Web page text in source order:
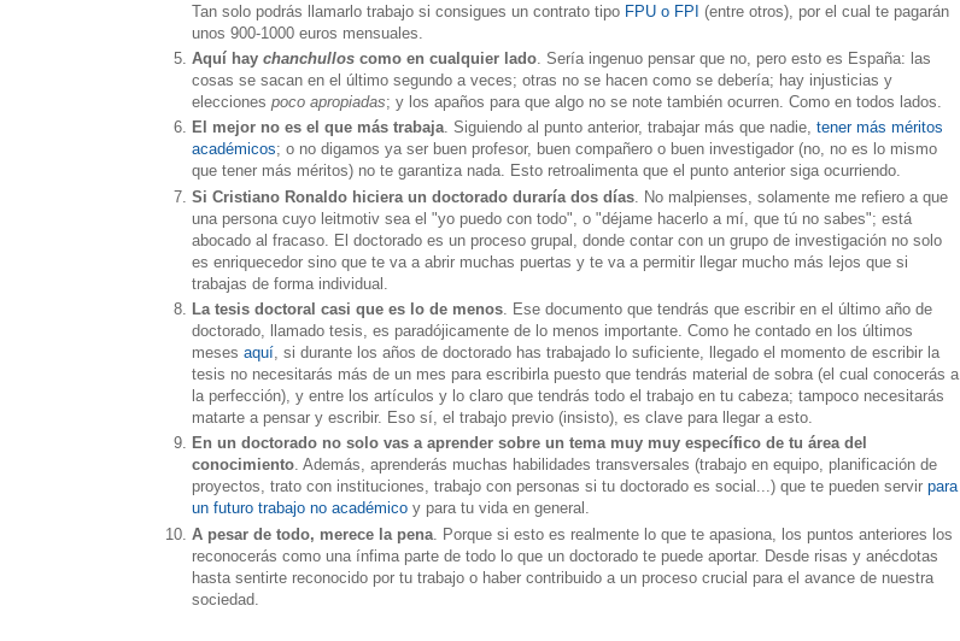
Tan solo podrás llamarlo trabajo si consigues un contrato tipo FPU o FPI (entre otros), por el cual te pagarán
unos 900-1000 euros mensuales.
Aquí hay chanchullos como en cualquier lado. Sería ingenuo pensar que no, pero esto es España: las
cosas se sacan en el último segundo a veces; otras no se hacen como se debería; hay injusticias y
elecciones poco apropiadas; y los apaños para que algo no se note también ocurren. Como en todos lados.
El mejor no es el que más trabaja. Siguiendo al punto anterior, trabajar más que nadie, tener más méritos
académicos; o no digamos ya ser buen profesor, buen compañero o buen investigador (no, no es lo mismo
que tener más méritos) no te garantiza nada. Esto retroalimenta que el punto anterior siga ocurriendo.
Si Cristiano Ronaldo hiciera un doctorado duraría dos días . No malpienses, solamente me refiero a que
una persona cuyo leitmotiv sea el "yo puedo con todo", o "déjame hacerlo a mí, que tú no sabes"; está
abocado al fracaso. El doctorado es un proceso grupal, donde contar con un grupo de investigación no solo
es enriquecedor sino que te va a abrir muchas puertas y te va a permitir llegar mucho más lejos que si
trabajas de forma individual.
La tesis doctoral casi que es lo de menos . Ese documento que tendrás que escribir en el último año de
doctorado, llamado tesis, es paradójicamente de lo menos importante. Como he contado en los últimos
meses aquí , si durante los años de doctorado has trabajado lo suficiente, llegado el momento de escribir la
tesis no necesitarás más de un mes para escribirla puesto que tendrás material de sobra (el cual conocerás a
la perfección), y entre los artículos y lo claro que tendrás todo el trabajo en tu cabeza; tampoco necesitarás
matarte a pensar y escribir. Eso sí, el trabajo previo (insisto), es clave para llegar a esto.
En un doctorado no solo vas a aprender sobre un tema muy muy específico de tu área del
conocimiento. Además, aprenderás muchas habilidades transversales (trabajo en equipo, planificación de
proyectos, trato con instituciones, trabajo con personas si tu doctorado es social...) que te pueden servir para
un futuro trabajo no académico y para tu vida en general.
A pesar de todo, merece la pena . Porque si esto es realmente lo que te apasiona, los puntos anteriores los
reconocerás como una ínfima parte de todo lo que un doctorado te puede aportar. Desde risas y anécdotas
hasta sentirte reconocido por tu trabajo o haber contribuido a un proceso crucial para el avance de nuestra
sociedad.